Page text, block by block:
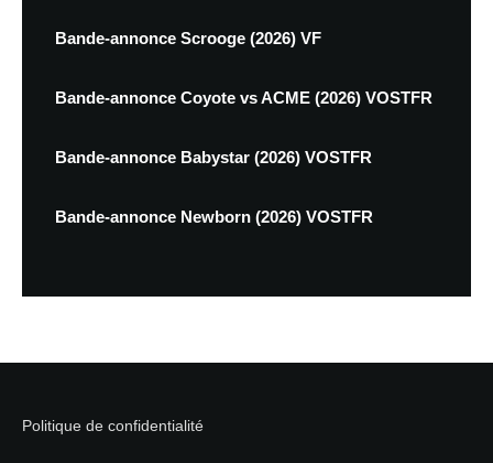
Bande-annonce Scrooge (2026) VF
Bande-annonce Coyote vs ACME (2026) VOSTFR
Bande-annonce Babystar (2026) VOSTFR
Bande-annonce Newborn (2026) VOSTFR
Politique de confidentialité